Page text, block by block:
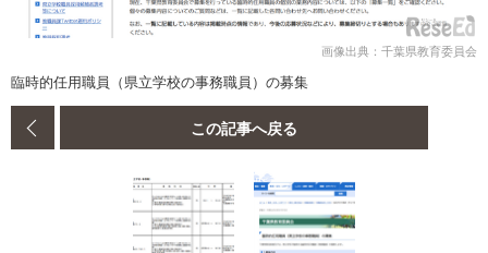
画像出典：千葉県教育委員会
臨時的任用職員（県立学校の事務職員）の募集
この記事へ戻る